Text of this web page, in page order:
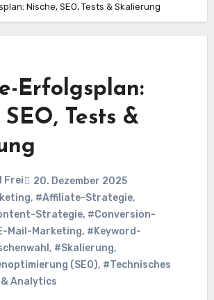
Nische, SEO, Tests & Skalierung
Erfolgsplan:
Tests &
Frei
20. Dezember 2025
, #Affiliate-Strategie,
Strategie, #Conversion-
Mail-Marketing, #Keyword-
, #Skalierung,
(SEO), #Technisches
Analytics